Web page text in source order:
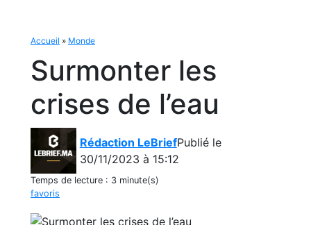
Accueil » Monde
Surmonter les
crises de l’eau
Rédaction LeBriefPublié le
30/11/2023 à 15:12
Temps de lecture : 3 minute(s)
favoris